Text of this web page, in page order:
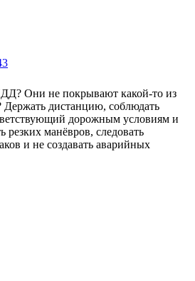
Они не покрывают какой-то из
дистанцию, соблюдать
дорожным условиям и
резких манёвров, следовать
и не создавать аварийных